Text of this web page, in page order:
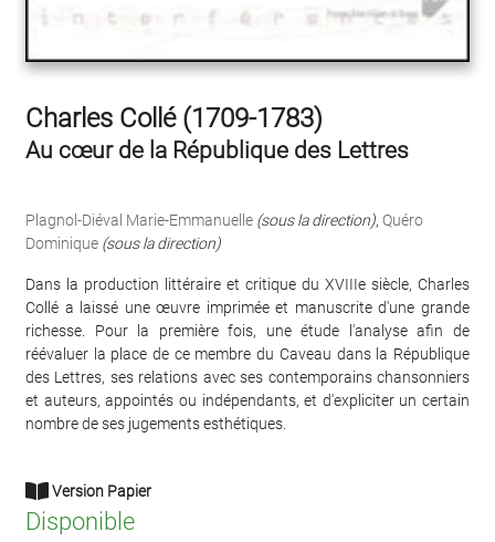
Charles Collé (1709-1783)
Au cœur de la République des Lettres
Plagnol-Diéval Marie-Emmanuelle (sous la direction), Quéro
Dominique (sous la direction)
Dans la production littéraire et critique du XVIIIe siècle, Charles
Collé a laissé une œuvre imprimée et manuscrite d'une grande
richesse. Pour la première fois, une étude l'analyse afin de
réévaluer la place de ce membre du Caveau dans la République
des Lettres, ses relations avec ses contemporains chansonniers
et auteurs, appointés ou indépendants, et d'expliciter un certain
nombre de ses jugements esthétiques.
Version Papier
Disponible